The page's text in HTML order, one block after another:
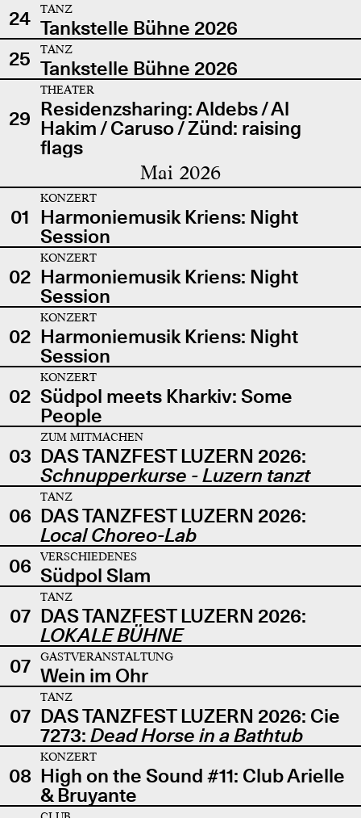
24
TANZ
Tankstelle Bühne 2026
25
TANZ
Tankstelle Bühne 2026
29
THEATER
Residenzsharing: Aldebs / Al
Hakim / Caruso / Zünd: raising
flags
Mai 2026
01
KONZERT
Harmoniemusik Kriens: Night
Session
02
KONZERT
Harmoniemusik Kriens: Night
Session
02
KONZERT
Harmoniemusik Kriens: Night
Session
02
KONZERT
Südpol meets Kharkiv: Some
People
03
ZUM MITMACHEN
DAS TANZFEST LUZERN 2026:
Schnupperkurse - Luzern tanzt
06
TANZ
DAS TANZFEST LUZERN 2026:
Local Choreo-Lab
06
VERSCHIEDENES
Südpol Slam
07
TANZ
DAS TANZFEST LUZERN 2026:
LOKALE BÜHNE
07
GASTVERANSTALTUNG
Wein im Ohr
07
TANZ
DAS TANZFEST LUZERN 2026: Cie
7273: Dead Horse in a Bathtub
08
KONZERT
High on the Sound #11: Club Arielle
& Bruyante